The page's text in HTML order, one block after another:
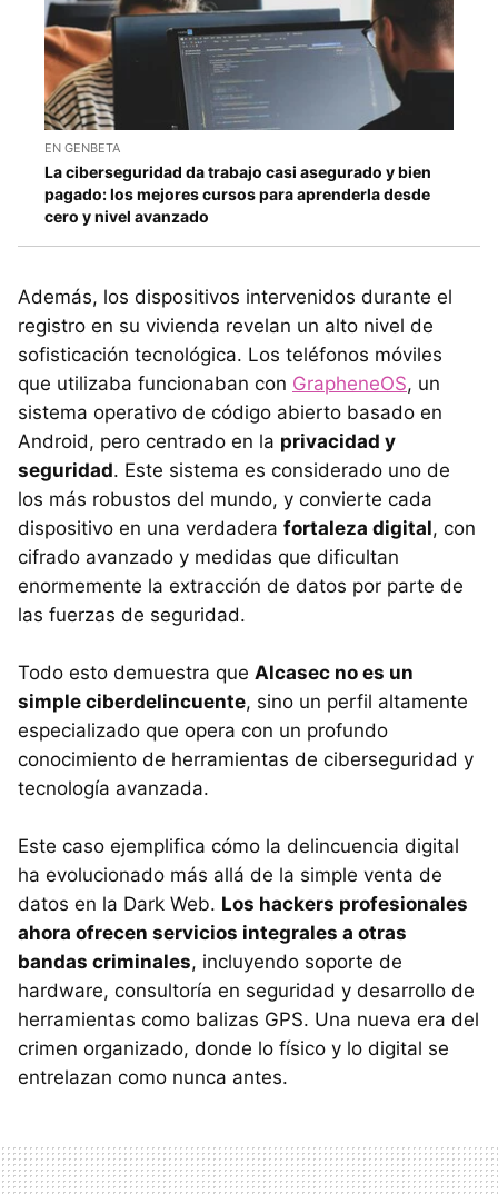
EN GENBETA
La ciberseguridad da trabajo casi asegurado y bien
pagado: los mejores cursos para aprenderla desde
cero y nivel avanzado
Además, los dispositivos intervenidos durante el
registro en su vivienda revelan un alto nivel de
sofisticación tecnológica. Los teléfonos móviles
que utilizaba funcionaban con GrapheneOS, un
sistema operativo de código abierto basado en
Android, pero centrado en la privacidad y
seguridad. Este sistema es considerado uno de
los más robustos del mundo, y convierte cada
dispositivo en una verdadera fortaleza digital, con
cifrado avanzado y medidas que dificultan
enormemente la extracción de datos por parte de
las fuerzas de seguridad.
Todo esto demuestra que Alcasec no es un
simple ciberdelincuente, sino un perfil altamente
especializado que opera con un profundo
conocimiento de herramientas de ciberseguridad y
tecnología avanzada.
Este caso ejemplifica cómo la delincuencia digital
ha evolucionado más allá de la simple venta de
datos en la Dark Web. Los hackers profesionales
ahora ofrecen servicios integrales a otras
bandas criminales, incluyendo soporte de
hardware, consultoría en seguridad y desarrollo de
herramientas como balizas GPS. Una nueva era del
crimen organizado, donde lo físico y lo digital se
entrelazan como nunca antes.